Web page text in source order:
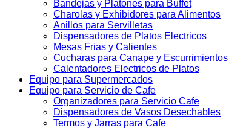
Bandejas y Platones para Buffet
Charolas y Exhibidores para Alimentos
Anillos para Servilletas
Dispensadores de Platos Electricos
Mesas Frias y Calientes
Cucharas para Canape y Escurrimientos
Calentadores Electricos de Platos
Equipo para Supermercados
Equipo para Servicio de Cafe
Organizadores para Servicio Cafe
Dispensadores de Vasos Desechables
Termos y Jarras para Cafe